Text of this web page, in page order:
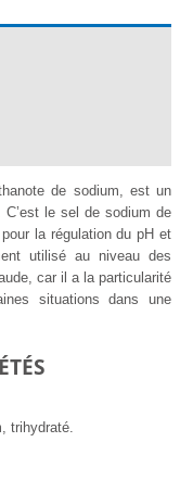
de sodium, est un
C’est le sel de sodium de
la régulation du pH et
utilisé au niveau des
car il a la particularité
situations dans une
trihydraté.